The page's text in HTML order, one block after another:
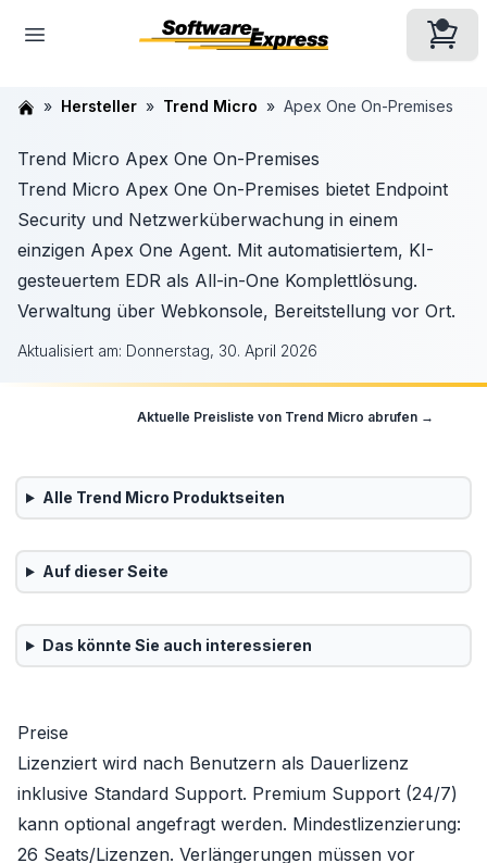
Hersteller Trend Micro Apex One On-Premises
Trend Micro Apex One On-Premises
Trend Micro Apex One On-Premises bietet Endpoint
Security und Netzwerküberwachung in einem
einzigen Apex One Agent. Mit automatisiertem, KI-
gesteuertem EDR als All-in-One Komplettlösung.
Verwaltung über Webkonsole, Bereitstellung vor Ort.
Aktualisiert am: Donnerstag, 30. April 2026
Aktuelle Preisliste von Trend Micro abrufen →
Alle Trend Micro Produktseiten
Auf dieser Seite
Das könnte Sie auch interessieren
Preise
Lizenziert wird nach Benutzern als Dauerlizenz
inklusive Standard Support. Premium Support (24/7)
kann optional angefragt werden. Mindestlizenzierung:
26 Seats/Lizenzen. Verlängerungen müssen vor